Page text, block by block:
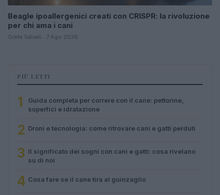
Beagle ipoallergenici creati con CRISPR: la rivoluzione
per chi ama i cani
Greta Salvati · 7 Ago 2026
PIÙ LETTI
1
Guida completa per correre con il cane: pettorine,
superfici e idratazione
2 Droni e tecnologia: come ritrovare cani e gatti perduti
3 Il significato dei sogni con cani e gatti: cosa rivelano
su di noi
4 Cosa fare se il cane tira al guinzaglio